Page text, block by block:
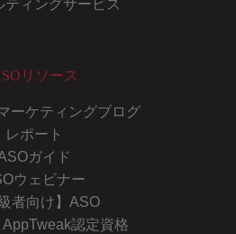
ティングサービス
リソース
ーケティングブログ
レポート
ガイド
ウェビナー
級者向け】ASO
認定資格